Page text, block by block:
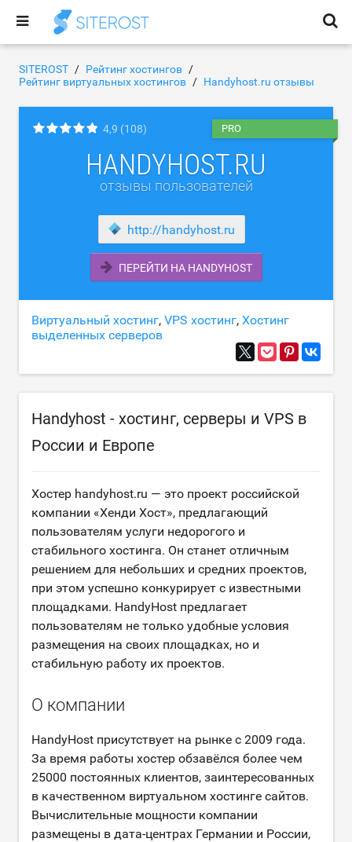
SITEROST
Рейтинг хостингов
Рейтинг виртуальных хостингов
Handyhost.ru отзывы
4,9 (108) PRO
HANDYHOST.RU
отзывы пользователей
http://handyhost.ru
ПЕРЕЙТИ НА HANDYHOST
Виртуальный хостинг, VPS хостинг, Хостинг
выделенных серверов
Handyhost - хостинг, серверы и VPS в
России и Европе
Хостер handyhost.ru — это проект российской
компании «Хенди Хост», предлагающий
пользователям услуги недорогого и
стабильного хостинга. Он станет отличным
решением для небольших и средних проектов,
при этом успешно конкурирует с известными
площадками. HandyHost предлагает
пользователям не только удобные условия
размещения на своих площадках, но и
стабильную работу их проектов.
О компании
HandyHost присутствует на рынке с 2009 года.
За время работы хостер обзавёлся более чем
25000 постоянных клиентов, заинтересованных
в качественном виртуальном хостинге сайтов.
Вычислительные мощности компании
размещены в дата-центрах Германии и России,